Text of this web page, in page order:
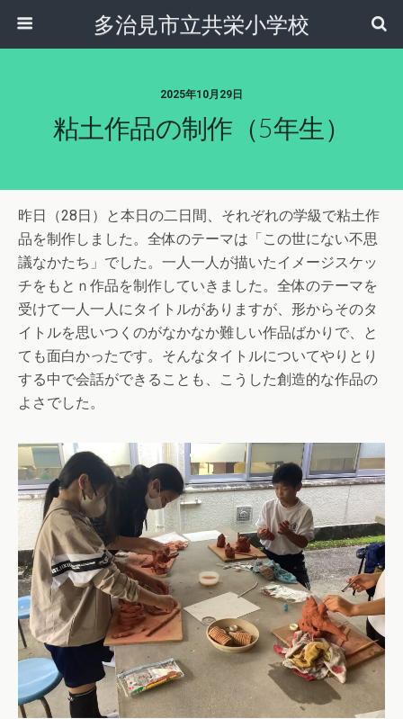
多治見市立共栄小学校
2025年10月29日
粘土作品の制作（5年生）
昨日（28日）と本日の二日間、それぞれの学級で粘土作
品を制作しました。全体のテーマは「この世にない不思
議なかたち」でした。一人一人が描いたイメージスケッ
チをもとｎ作品を制作していきました。全体のテーマを
受けて一人一人にタイトルがありますが、形からそのタ
イトルを思いつくのがなかなか難しい作品ばかりで、と
ても面白かったです。そんなタイトルについてやりとり
する中で会話ができることも、こうした創造的な作品の
よさでした。